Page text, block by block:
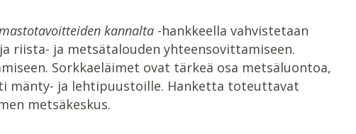
kannalta-hankkeella vahvistetaan
riista- ja metsätalouden yhteensovittamiseen.
Sorkkaeläimet ovat tärkeä osa metsäluontoa,
mänty- ja lehtipuustoille. Hanketta toteuttavat
metsäkeskus.